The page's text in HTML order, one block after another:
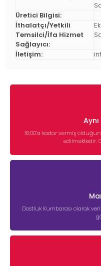
Üretici Bilgisi:
İthalatçı/Yetkili
Temsilci/İfa Hizmet
Sağlayıcı:
İletişim:
16:00’a kadar vermiş
edilmektedir.
Dostluk Kumbarası olarak